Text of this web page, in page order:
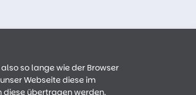
so lange wie der Browser
Webseite diese im
diese übertragen werden.